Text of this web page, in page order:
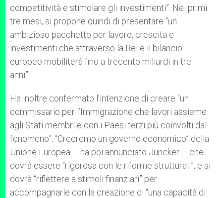
competitività e stimolare gli investimenti”. Nei primi
tre mesi, si propone quindi di presentare “un
ambizioso pacchetto per lavoro, crescita e
investimenti che attraverso la Bei e il bilancio
europeo mobiliterà fino a trecento miliardi in tre
anni”.
Ha inoltre confermato l’intenzione di creare “un
commissario per l’Immigrazione che lavori assieme
agli Stati membri e con i Paesi terzi più coinvolti dal
fenomeno”. “Creeremo un governo economico” della
Unione Europea – ha poi annunciato Juncker – che
dovrà essere “rigorosa con le riforme strutturali”, e si
dovrà “riflettere a stimoli finanziari” per
accompagnarle con la creazione di “una capacità di